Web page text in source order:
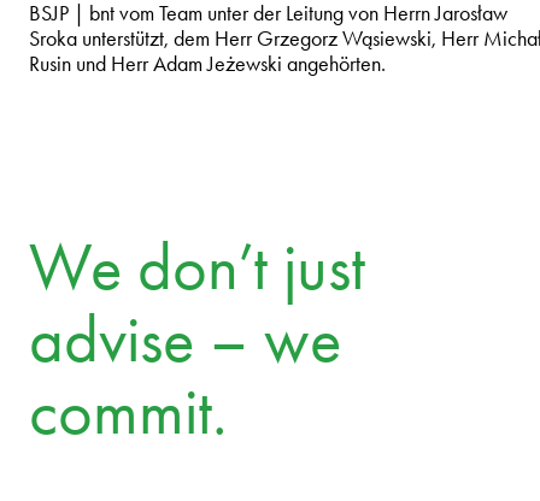
BSJP | bnt vom Team unter der Leitung von Herrn Jarosław
Sroka unterstützt, dem Herr Grzegorz Wąsiewski, Herr
Rusin und Herr Adam Jeżewski angehörten.
We don’t just
advise – we
commit.